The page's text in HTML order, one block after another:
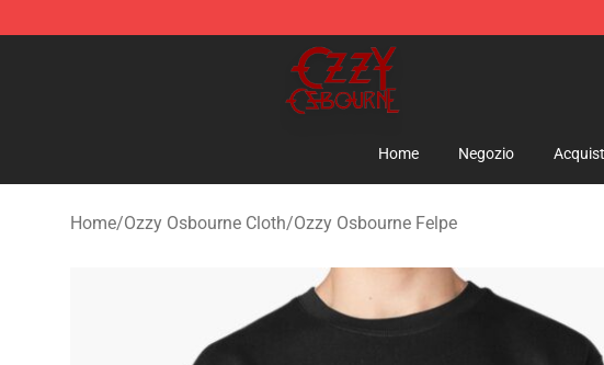
Ozzy Osbourne Store - Official Ozzy Osbourne Merchandise Shop
Home Negozio
Home/Ozzy Osbourne Cloth/Ozzy Osbourne Felpe